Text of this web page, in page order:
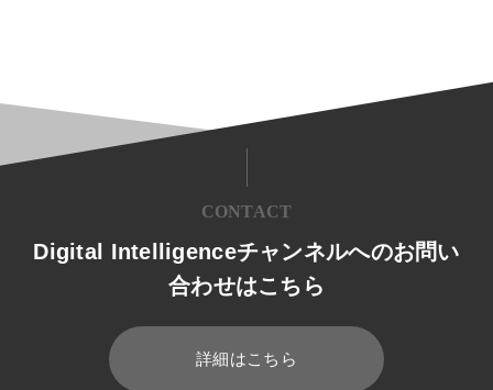
CONTACT
Digital Intelligenceチャンネルへのお問い
合わせはこちら
詳細はこちら